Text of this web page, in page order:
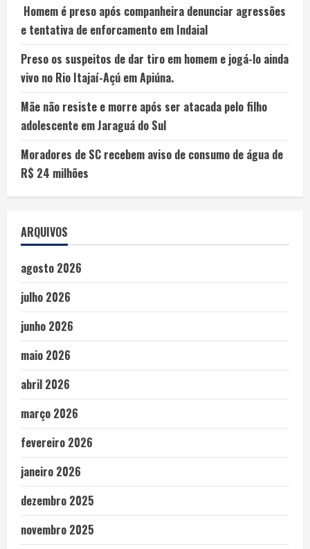
Homem é preso após companheira denunciar agressões
e tentativa de enforcamento em Indaial
Preso os suspeitos de dar tiro em homem e jogá-lo ainda
vivo no Rio Itajaí-Açú em Apiúna.
Mãe não resiste e morre após ser atacada pelo filho
adolescente em Jaraguá do Sul
Moradores de SC recebem aviso de consumo de água de
R$ 24 milhões
ARQUIVOS
agosto 2026
julho 2026
junho 2026
maio 2026
abril 2026
março 2026
fevereiro 2026
janeiro 2026
dezembro 2025
novembro 2025